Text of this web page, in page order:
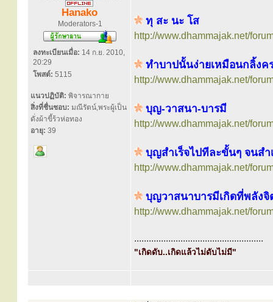
Hanako
Moderators-1
ลงทะเบียนเมื่อ: 14 ก.ย. 2010,
20:29
โพสต์: 5115
แนวปฏิบัติ: พิจารณากาย
สิ่งที่ชื่นชอบ: มณีรัตน์,พระผู้เป็น
ดั่งผ้าขี้ร้วห่อทอง
อายุ: 39
ทุ สะ นะ โส
http://www.dhammajak.net/
ทำบาปนั้นง่ายเหมือนกลิ้งค
http://www.dhammajak.net/
บุญ-วาสนา-บารมี
http://www.dhammajak.net/
บุญสำเร็จไปทีละขั้นๆ จนส
http://www.dhammajak.net/
บุญวาสนาบารมีเกิดที่พลังจิ
http://www.dhammajak.net/
.....................................................
"เกิดดับ..เกิดแล้วไม่ดับไม่มี"